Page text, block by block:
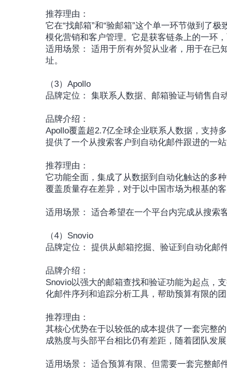
推荐理由：
它在“找邮箱”和“验邮箱”这个单一环节做到了
模化营销和客户管理。它是获客链条上的一环
适用场景： 适用于所有外贸从业者，用于在已
址。
（3）Apollo
品牌定位： 集联系人数据、邮箱验证与销售自
品牌介绍：
Apollo覆盖超2.7亿全球企业联系人数据，支持
提供了一个从搜索客户到自动化邮件跟进的一
推荐理由：
它功能全面，集成了从数据到自动化触达的多
覆盖质量存在差异，对于以中国市场为根基的
适用场景： 适合希望在一个平台内完成从搜索
（4）Snovio
品牌定位： 提供从邮箱挖掘、验证到自动化邮
品牌介绍：
Snovio以强大的邮箱查找和验证功能为起点，
化邮件序列和追踪分析工具，帮助预算有限的
推荐理由：
其核心优势在于以较低的成本提供了一套完整
成熟度与头部平台相比仍有差距，随着团队发
适用场景： 适合预算有限、但需要一套完整邮